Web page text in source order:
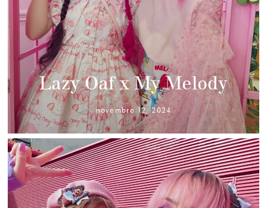
Lazy Oaf x My Melody
novembre 12, 2024